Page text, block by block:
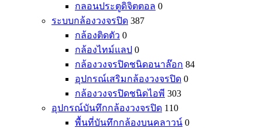
กลอนประตูดิจิตตอล 0
ระบบกล้องวงจรปิด 387
กล้องติดตัว 0
กล้องไทม์แลป 0
กล้องวงจรปิดชนิดอนาล๊อก 84
อุปกรณ์เสริมกล้องวงจรปิด 0
กล้องวงจรปิดชนิดไอพี 303
อุปกรณ์บันทึกกล้องวงจรปิด 110
พื้นที่บันทึกกล้องบนคลาวน์ 0